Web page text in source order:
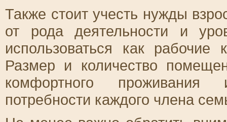
Также стоит учесть нужды
от рода деятельности и
использоваться как
Размер и количество
комфортного проживания
потребности каждого члена